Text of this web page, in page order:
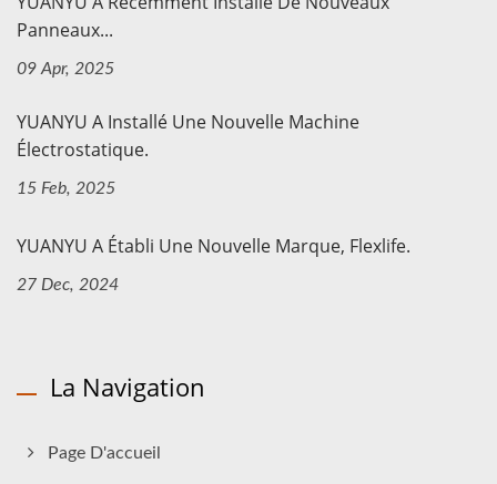
Panneaux...
09 Apr, 2025
YUANYU A Installé Une Nouvelle Machine
Électrostatique.
15 Feb, 2025
YUANYU A Établi Une Nouvelle Marque, Flexlife.
27 Dec, 2024
La Navigation
Page D'accueil